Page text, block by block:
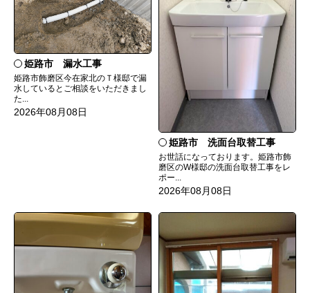
姫路市 漏水工事
姫路市飾磨区今在家北のＴ様邸で漏
水しているとご相談をいただきまし
た...
2026年08月08日
姫路市 洗面台取替工事
お世話になっております。姫路市飾
磨区のW様邸の洗面台取替工事をレ
ポー...
2026年08月08日